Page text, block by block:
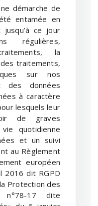
démarche de
entamée en
ce jour
régulières,
la
traitements,
sur nos
des données
à caractère
lesquels leur
de graves
quotidienne
et un suivi
au Règlement
européen
2016 dit RGPD
Protection des
17 dite